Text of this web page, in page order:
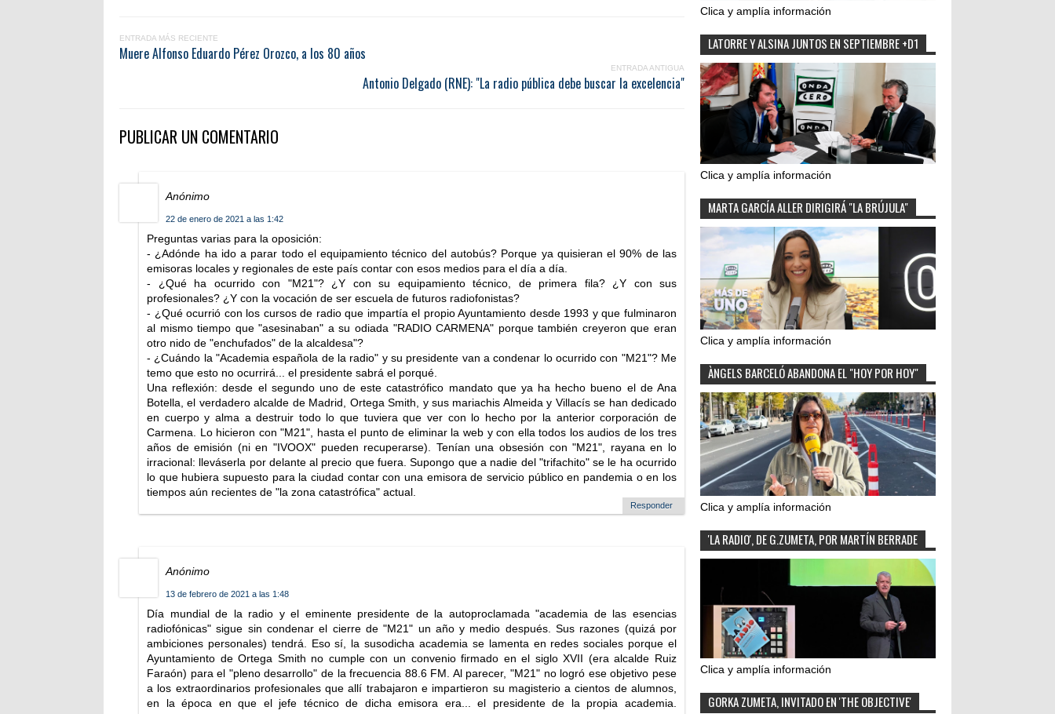
ENTRADA MÁS RECIENTE
Muere Alfonso Eduardo Pérez Orozco, a los 80 años
ENTRADA ANTIGUA
Antonio Delgado (RNE): "La radio pública debe buscar la excelencia"
PUBLICAR UN COMENTARIO
Anónimo
22 de enero de 2021 a las 1:42
Preguntas varias para la oposición:
- ¿Adónde ha ido a parar todo el equipamiento técnico del autobús? Porque ya quisieran el 90% de las
emisoras locales y regionales de este país contar con esos medios para el día a día.
- ¿Qué ha ocurrido con "M21"? ¿Y con su equipamiento técnico, de primera fila? ¿Y con sus
profesionales? ¿Y con la vocación de ser escuela de futuros radiofonistas?
- ¿Qué ocurrió con los cursos de radio que impartía el propio Ayuntamiento desde 1993 y que fulminaron
al mismo tiempo que "asesinaban" a su odiada "RADIO CARMENA" porque también creyeron que eran
otro nido de "enchufados" de la alcaldesa"?
- ¿Cuándo la "Academia española de la radio" y su presidente van a condenar lo ocurrido con "M21"? Me
temo que esto no ocurrirá... el presidente sabrá el porqué.
Una reflexión: desde el segundo uno de este catastrófico mandato que ya ha hecho bueno el de Ana
Botella, el verdadero alcalde de Madrid, Ortega Smith, y sus mariachis Almeida y Villacís se han dedicado
en cuerpo y alma a destruir todo lo que tuviera que ver con lo hecho por la anterior corporación de
Carmena. Lo hicieron con "M21", hasta el punto de eliminar la web y con ella todos los audios de los tres
años de emisión (ni en "IVOOX" pueden recuperarse). Tenían una obsesión con "M21", rayana en lo
irracional: lleváserla por delante al precio que fuera. Supongo que a nadie del "trifachito" se le ha ocurrido
lo que hubiera supuesto para la ciudad contar con una emisora de servicio público en pandemia o en los
tiempos aún recientes de "la zona catastrófica" actual.
Responder
Anónimo
13 de febrero de 2021 a las 1:48
Día mundial de la radio y el eminente presidente de la autoproclamada "academia de las esencias
radiofónicas" sigue sin condenar el cierre de "M21" un año y medio después. Sus razones (quizá por
ambiciones personales) tendrá. Eso sí, la susodicha academia se lamenta en redes sociales porque el
Ayuntamiento de Ortega Smith no cumple con un convenio firmado en el siglo XVII (era alcalde Ruiz
Faraón) para el "pleno desarrollo" de la frecuencia 88.6 FM. Al parecer, "M21" no logró ese objetivo pese
a los extraordinarios profesionales que allí trabajaron e impartieron su magisterio a cientos de alumnos,
en la época en que el jefe técnico de dicha emisora era... el presidente de la propia academia.
Clica y amplía información
LATORRE Y ALSINA JUNTOS EN SEPTIEMBRE +D1
Clica y amplía información
MARTA GARCÍA ALLER DIRIGIRÁ "LA BRÚJULA"
Clica y amplía información
ÀNGELS BARCELÓ ABANDONA EL "HOY POR HOY"
Clica y amplía información
'LA RADIO', DE G.ZUMETA, POR MARTÍN BERRADE
Clica y amplía información
GORKA ZUMETA, INVITADO EN 'THE OBJECTIVE'